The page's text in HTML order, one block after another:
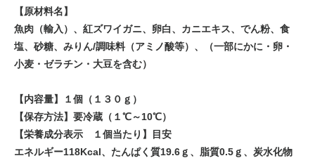
【原材料名】
魚肉（輸入）、紅ズワイガニ、卵白、カニエキス、でん粉、食
塩、砂糖、みりん/調味料（アミノ酸等）、（一部にかに・卵・
小麦・ゼラチン・大豆を含む）
【内容量】１個（１３０ｇ）
【保存方法】要冷蔵（１℃～10℃）
【栄養成分表示 １個当たり】目安
エネルギー118Kcal、たんぱく質19.6ｇ、脂質0.5ｇ、炭水化物